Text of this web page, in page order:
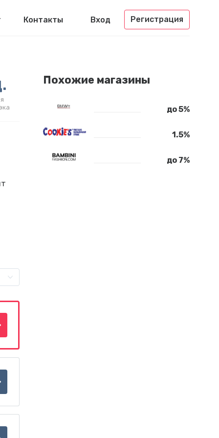
Контакты Вход Регистрация
Похожие магазины
до 5%
1.5%
до 7%